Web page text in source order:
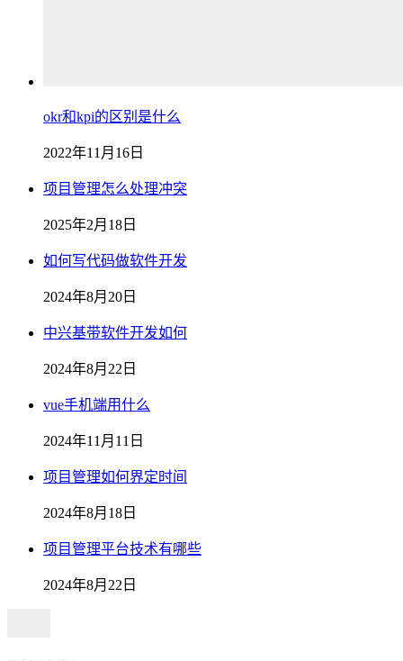
okr和kpi的区别是什么
2022年11月16日
项目管理怎么处理冲突
2025年2月18日
如何写代码做软件开发
2024年8月20日
中兴基带软件开发如何
2024年8月22日
vue手机端用什么
2024年11月11日
项目管理如何界定时间
2024年8月18日
项目管理平台技术有哪些
2024年8月22日